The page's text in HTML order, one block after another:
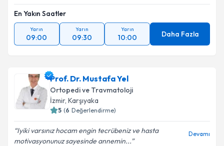
En Yakın Saatler
Yarın
09:00
Yarın
09:30
Yarın
10:00 Daha Fazla
Prof. Dr. Mustafa Yel
Ortopedi ve Travmatoloji
İzmir, Karşıyaka
5 (6 Değerlendirme)
Iyiki varsınız hocam engin tecrübeniz ve hasta
motivasyonunuz sayesinde annemin...
Devamı